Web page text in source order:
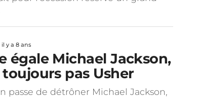
il y a 8 ans
égale Michael Jackson,
pas Usher
passe de détrôner Michael Jackson,